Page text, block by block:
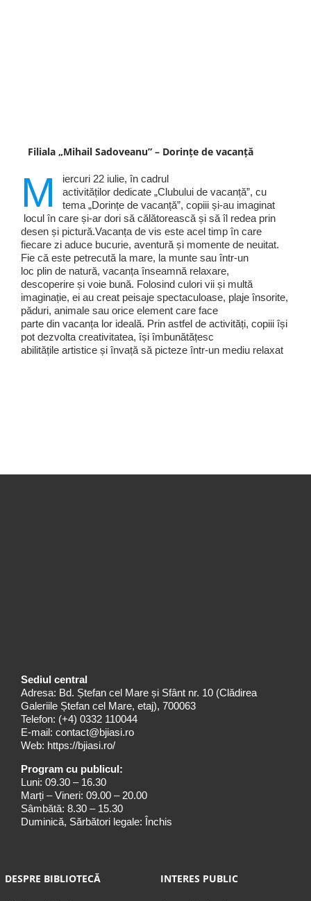
Filiala „Mihail Sadoveanu” – Dorințe de vacanță
M
iercuri 22 iulie, în cadrul
activităților dedicate „Clubului de vacanță”, cu
tema „Dorințe de vacanță”, copiii și-au imaginat
locul în care și-ar dori să călătorească și să îl redea prin
desen și pictură.Vacanța de vis este acel timp în care
fiecare zi aduce bucurie, aventură și momente de neuitat.
Fie că este petrecută la mare, la munte sau într-un
loc plin de natură, vacanța înseamnă relaxare,
descoperire și voie bună. Folosind culori vii și multă
imaginație, ei au creat peisaje spectaculoase, plaje însorite,
păduri, animale sau orice element care face
parte din vacanța lor ideală. Prin astfel de activități, copiii își
pot dezvolta creativitatea, își îmbunătățesc
abilitățile artistice și învață să picteze într-un mediu relaxat
Sediul central
Adresa: Bd. Ștefan cel Mare și Sfânt nr. 10 (Clădirea
Galeriile Ștefan cel Mare, etaj), 700063
Telefon: (+4) 0332 110044
E-mail: contact@bjiasi.ro
Web: https://bjiasi.ro/
Program cu publicul:
Luni: 09.30 – 16.30
Marți – Vineri: 09.00 – 20.00
Sâmbătă: 8.30 – 15.30
Duminică, Sărbători legale: Închis
DESPRE BIBLIOTECĂ INTERES PUBLIC